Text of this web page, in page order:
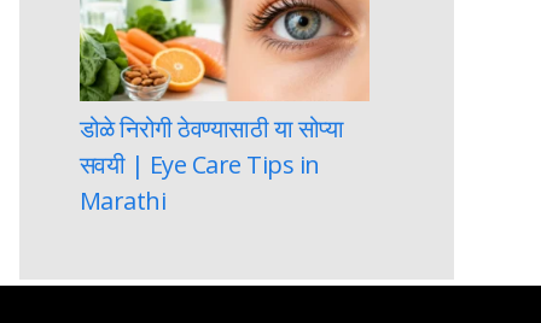
डोळे निरोगी ठेवण्यासाठी या सोप्या
सवयी | Eye Care Tips in
Marathi